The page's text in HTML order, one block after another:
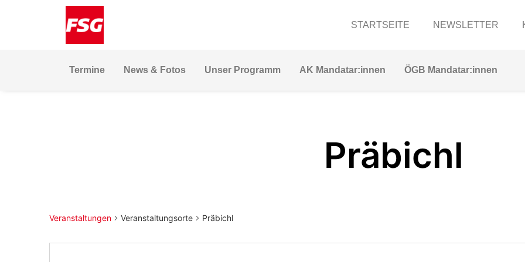
STARTSEITE NEWSLETTER
Termine News & Fotos Unser Programm AK Mandatar:innen ÖGB Mandatar:innen
Präbichl
Veranstaltungen Veranstaltungsorte Präbichl